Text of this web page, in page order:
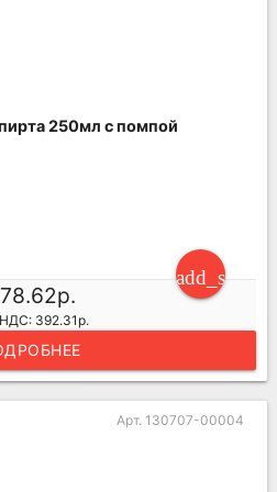
250мл с помпой
392.31р.
Арт. 130707-00004